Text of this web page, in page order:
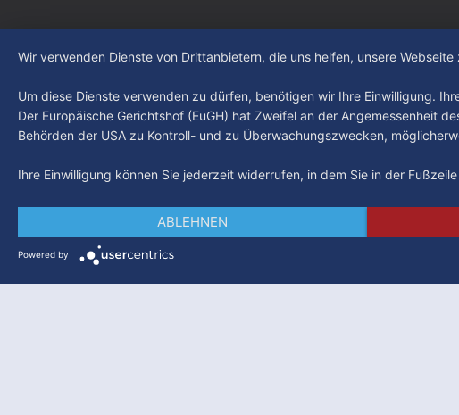
Wir verwenden Dienste von Drittanbietern, die uns helfen, unsere
Um diese Dienste verwenden zu dürfen, benötigen wir Ihre Einwilligung.
Der Europäische Gerichtshof (EuGH) hat Zweifel an der Angemessenheit
Behörden der USA zu Kontroll- und zu Überwachungszwecken,
Ihre Einwilligung können Sie jederzeit widerrufen, in dem Sie in der
ABLEHNEN
Powered by